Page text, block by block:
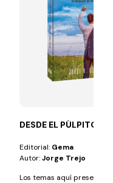
DESDE EL PÚLPITO
Editorial: Gema
Autor:Jorge Trejo
Los temas aquí